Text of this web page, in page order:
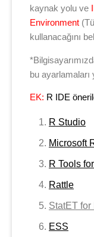
kaynak yolu ve
Environment
kullanacağını
bu ayarlamaları
EK: R IDE
R Studio
Microsoft
R Tools
Rattle
StatET for
ESS